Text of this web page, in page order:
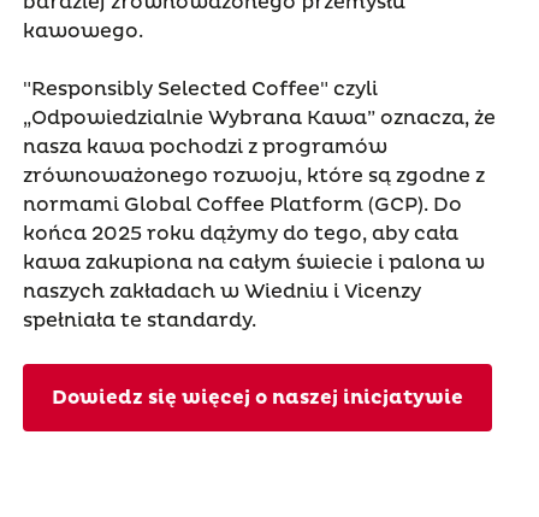
kawowego.
"Responsibly Selected Coffee" czyli
„Odpowiedzialnie Wybrana Kawa” oznacza, że
nasza kawa pochodzi z programów
zrównoważonego rozwoju, które są zgodne z
normami Global Coffee Platform (GCP). Do
końca 2025 roku dążymy do tego, aby cała
kawa zakupiona na całym świecie i palona w
naszych zakładach w Wiedniu i Vicenzy
spełniała te standardy.
Dowiedz się więcej o naszej inicjatywie